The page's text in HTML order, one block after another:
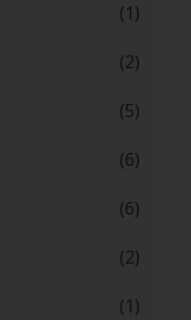
(1)
(2)
(5)
(6)
(6)
(2)
(1)